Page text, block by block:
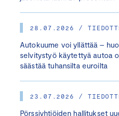
28.07.2026 /
Autokuume voi yllättää –
selvitystyö käytettyä autoa
säästää tuhansilta euroilta
23.07.2026 /
Pörssiyhtiöiden hallitukset